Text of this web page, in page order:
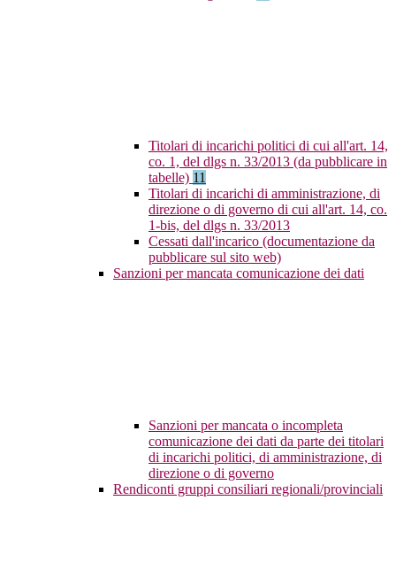
Titolari di incarichi politici di cui all'art. 14,
co. 1, del dlgs n. 33/2013 (da pubblicare in
tabelle) 11
Titolari di incarichi di amministrazione, di
direzione o di governo di cui all'art. 14, co.
1-bis, del dlgs n. 33/2013
Cessati dall'incarico (documentazione da
pubblicare sul sito web)
Sanzioni per mancata comunicazione dei dati
Sanzioni per mancata o incompleta
comunicazione dei dati da parte dei titolari
di incarichi politici, di amministrazione, di
direzione o di governo
Rendiconti gruppi consiliari regionali/provinciali